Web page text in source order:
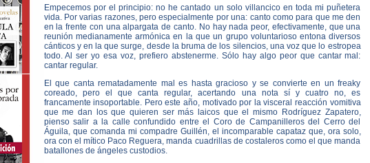
Empecemos por el principio: no he cantado un solo villancico en toda mi puñetera
vida. Por varias razones, pero especialmente por una: canto como para que me den
en la frente con una alpargata de canto. No hay nada peor, efectivamente, que una
reunión medianamente armónica en la que un grupo voluntarioso entona diversos
cánticos y en la que surge, desde la bruma de los silencios, una voz que lo estropea
todo. Al ser yo esa voz, prefiero abstenerme. Sólo hay algo peor que cantar mal:
cantar regular.
El que canta rematadamente mal es hasta gracioso y se convierte en un freaky
coreado, pero el que canta regular, acertando una nota sí y cuatro no, es
francamente insoportable. Pero este año, motivado por la visceral reacción vomitiva
que me dan los que quieren ser más laicos que el mismo Rodríguez Zapatero,
pienso salir a la calle confundido entre el Coro de Campanilleros del Cerro del
Águila, que comanda mi compadre Guillén, el incomparable capataz que, ora solo,
ora con el mítico Paco Reguera, manda cuadrillas de costaleros como el que manda
batallones de ángeles custodios.